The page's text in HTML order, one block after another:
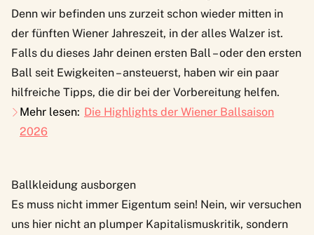
Denn wir befinden uns zurzeit schon wieder mitten in
der fünften Wiener Jahreszeit, in der alles Walzer ist.
Falls du dieses Jahr deinen ersten Ball – oder den ersten
Ball seit Ewigkeiten – ansteuerst, haben wir ein paar
hilfreiche Tipps, die dir bei der Vorbereitung helfen.
Mehr lesen: Die Highlights der Wiener Ballsaison
2026
Ballkleidung ausborgen
Es muss nicht immer Eigentum sein! Nein, wir versuchen
uns hier nicht an plumper Kapitalismuskritik, sondern